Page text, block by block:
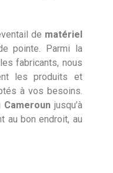
de matériel
pointe. Parmi la
fabricants, nous
les produits et
à vos besoins.
Camerounjusqu’à
au bon endroit, au